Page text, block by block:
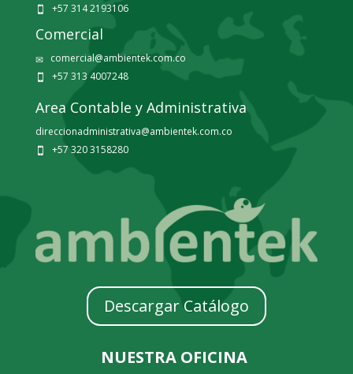
 +57 314 2193106
Comercial
✉ comercial@ambientek.com.co
 +57 313 4007248
Area Contable y Administrativa
direccionadministrativa@ambientek.com.co
 +57 320 3158280
Descargar Catálogo
NUESTRA OFICINA